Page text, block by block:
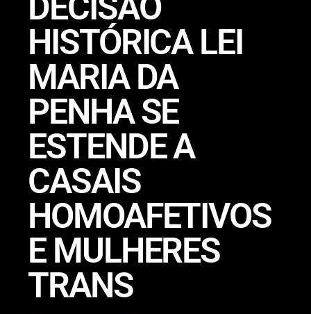
HISTÓRICA LEI
MARIA DA
PENHA SE
ESTENDE A
CASAIS
HOMOAFETIVOS
E MULHERES
TRANS